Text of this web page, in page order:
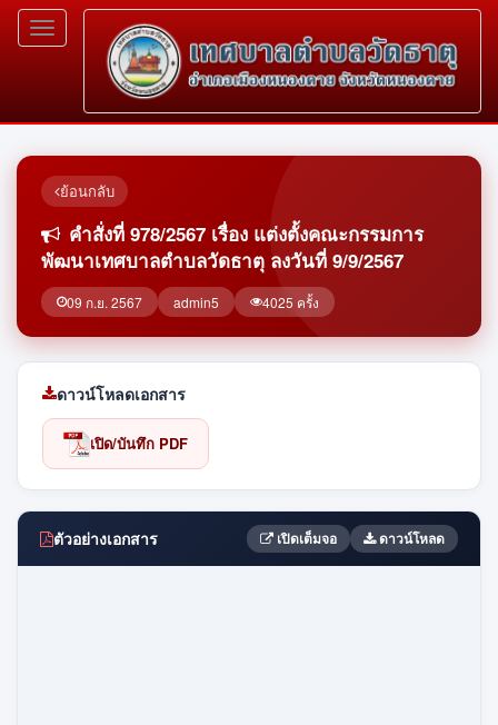
Toggle
navigation
ย้อนกลับ
คำสั่งที่ 978/2567 เรื่อง แต่งตั้งคณะกรรมการ
พัฒนาเทศบาลตำบลวัดธาตุ ลงวันที่ 9/9/2567
09 ก.ย. 2567 admin5 4025 ครั้ง
ดาวน์โหลดเอกสาร
เปิด/บันทึก PDF
ตัวอย่างเอกสาร เปิดเต็มจอ ดาวน์โหลด